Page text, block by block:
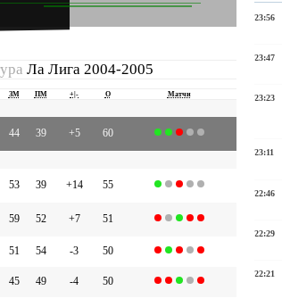
Ла Лига 2004-2005
ЗМ ПМ +|- О Матчи
44 39 +5 60
53 39 +14 55
59 52 +7 51
51 54 -3 50
45 49 -4 50
23:56
23:47
23:23
23:11
22:46
22:29
22:21